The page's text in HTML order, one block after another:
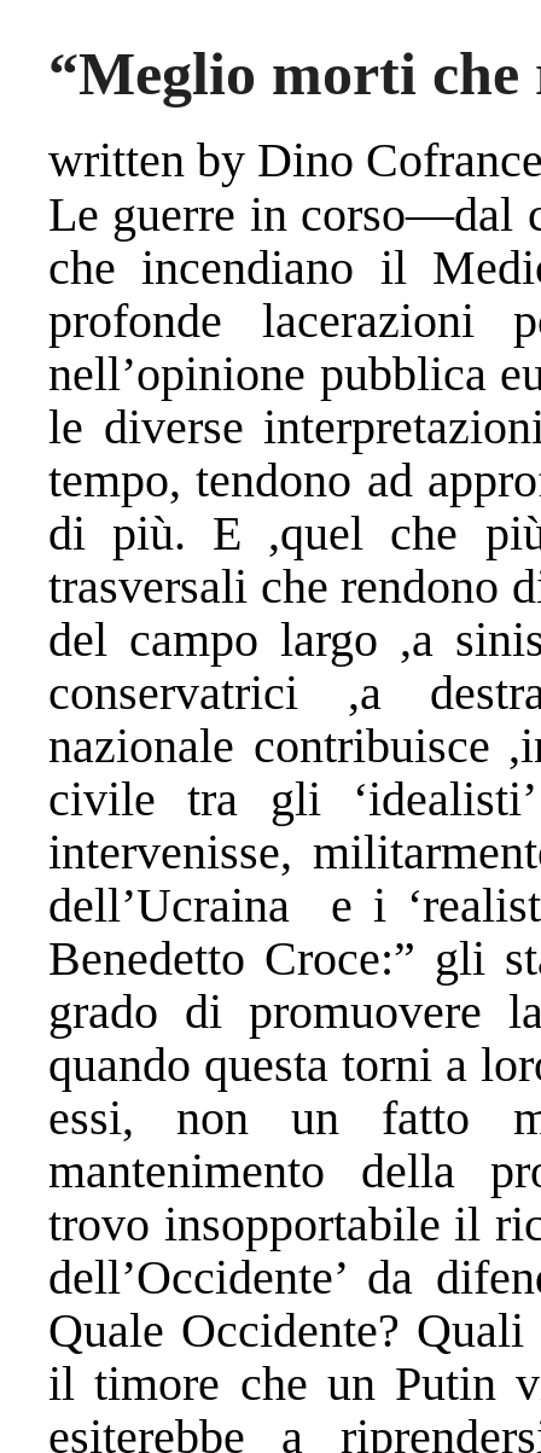
“Meglio morti che
written by Dino
Le guerre in corso—dal
che incendiano il
profonde lacerazioni
nell’opinione pubblica
le diverse
tempo, tendono ad
di più. E ,quel che
trasversali che rendono
del campo largo ,a
conservatrici ,a
nazionale contribuisce
civile tra gli
intervenisse,
dell’Ucraina
e i
Benedetto Croce:” gli
gra­do di promuovere
quando questa torni a
essi, non un fatto
mantenimento della
trovo insopportabile il
dell’Occidente’ da
Quale Occidente?
il timore che un Putin
esiterebbe a